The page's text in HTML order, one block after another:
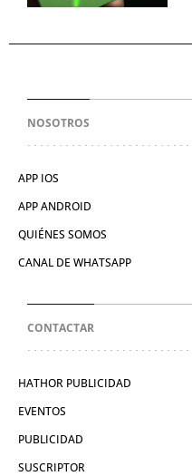
NOSOTROS
APP IOS
APP ANDROID
QUIÉNES SOMOS
CANAL DE WHATSAPP
CONTACTAR
HATHOR PUBLICIDAD
EVENTOS
PUBLICIDAD
SUSCRIPTOR